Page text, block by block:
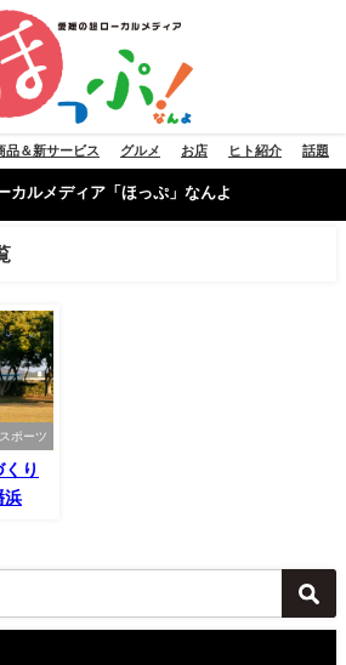
品＆新サービス グルメ お店 ヒト紹介 話題
カルメディア「ほっぷ」なんよ
スポーツ
くり
浜